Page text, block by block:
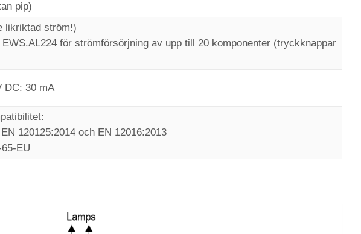
pip)
likriktad ström!)
för strömförsörjning av upp till 20 komponenter (tryckknappar
DC: 30 mA
120125:2014 och EN 12016:2013
EU